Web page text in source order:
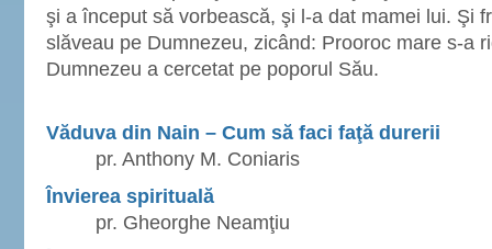
şi a început să vorbească, şi l-a dat mamei lui. Şi
slăveau pe Dumnezeu, zicând: Prooroc mare s-a
Dumnezeu a cercetat pe poporul Său.
Văduva din Nain – Cum să faci faţă durerii
pr. Anthony M. Coniaris
Învierea spirituală
pr. Gheorghe Neamţiu